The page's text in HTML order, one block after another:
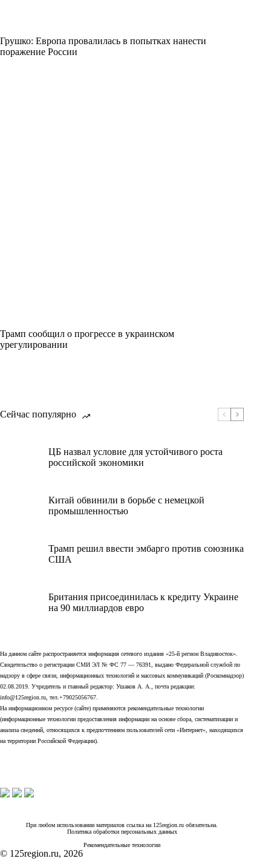
Грушко: Европа провалилась в попытках нанести
поражение России
Трамп сообщил о прогрессе в украинском
урегулировании
Сейчас популярно
ЦБ назвал условие для устойчивого роста
российской экономики
Китай обвинили в борьбе с немецкой
промышленностью
Трамп решил ввести эмбарго против союзника
США
Британия присоединилась к кредиту Украине
на 90 миллиардов евро
На данном сайте распространяется информация сетевого издания «25-й регион Владивосток».
Свидетельство о регистрации СМИ ЭЛ № ФС 77 — 76391, выдано Федеральной службой по
надзору в сфере связи, информационных технологий и массовых коммуникаций (Роскомнадзор)
02.08.2019. Учредитель и главный редактор: Ушаков А. А., почта редакции:
info@125region.ru, тел.+79025056767.
На информационном ресурсе (сайте) применяются рекомендательные технологии
(информационные технологии предоставления информации на основе сбора, систематизации и
анализа сведений, относящихся к предпочтениям пользователей сети «Интернет», находящихся
на территории Российской Федерации).
При любом использовании материалов ссылка на 125region.ru обязательна.
Политика обработки персональных данных
Рекомендательные технологии
© 125region.ru, 2026